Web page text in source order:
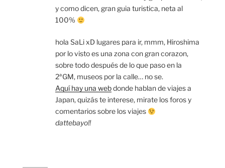
y como dicen, gran guia turistica, neta al
100%
hola SaLi xD lugares para ir, mmm, Hiroshima
por lo visto es una zona con gran corazon,
sobre todo después de lo que paso en la
2ªGM, museos por la calle… no se.
Aquí hay una webdonde hablan de viajes a
Japan, quizás te interese, mirate los foros y
comentarios sobre los viajes
dattebayo!!